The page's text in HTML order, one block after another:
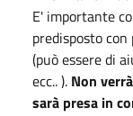
E' importante
predisposto
(può essere di
ecc.. ). Non
sarà presa in